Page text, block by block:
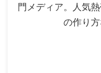
門メディア。人気
の作り